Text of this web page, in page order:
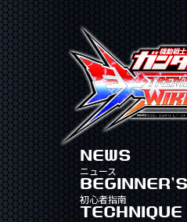
NEWS
ニュース
初心者指南
TECHNIQUE